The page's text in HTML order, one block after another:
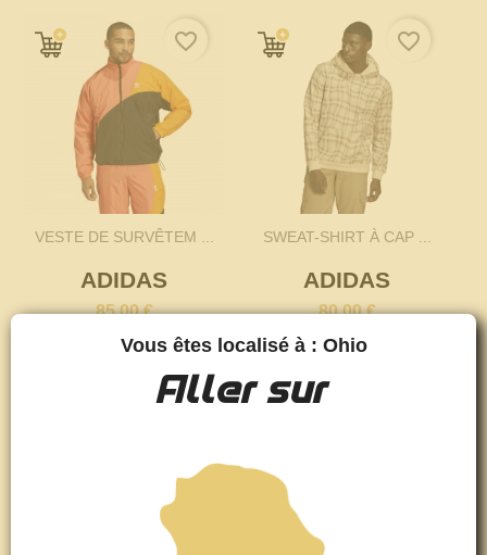
VESTE DE SURVÊTEM ...
ADIDAS
85,00 €
favorite_border
SWEAT-SHIRT À CAP ...
ADIDAS
80,00 €
favorite_border
favorite_border
Vous êtes localisé à : Ohio
Aller sur